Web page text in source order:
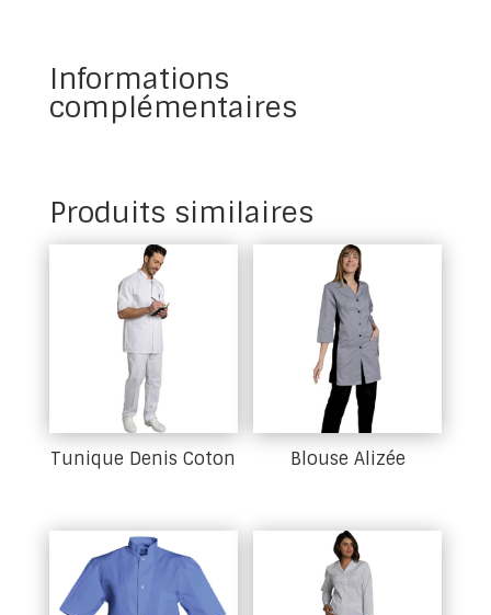
Informations
complémentaires
Produits similaires
Tunique Denis Coton Blouse Alizée